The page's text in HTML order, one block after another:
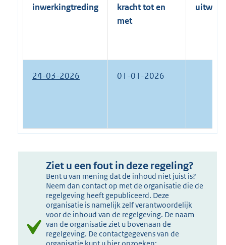
inwerkingtreding
kracht tot en
met
24-03-2026 01-01-2026
Ziet u een fout in deze regeling?
Bent u van mening dat de inhoud niet juist is?
Neem dan contact op met de organisatie die de
regelgeving heeft gepubliceerd. Deze
organisatie is namelijk zelf verantwoordelijk
voor de inhoud van de regelgeving. De naam
van de organisatie ziet u bovenaan de
regelgeving. De contactgegevens van de